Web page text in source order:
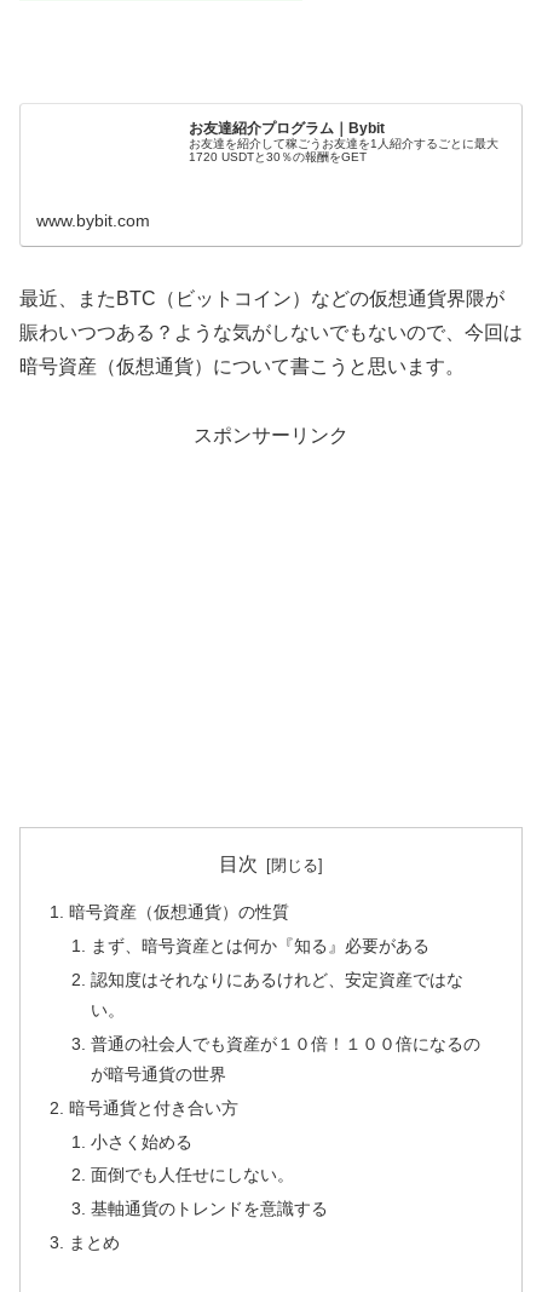
お友達紹介プログラム｜Bybit
お友達を紹介して稼ごうお友達を1人紹介するごとに最大
1720 USDTと30％の報酬をGET
www.bybit.com
最近、またBTC（ビットコイン）などの仮想通貨界隈が
賑わいつつある？ような気がしないでもないので、今回は
暗号資産（仮想通貨）について書こうと思います。
スポンサーリンク
目次
暗号資産（仮想通貨）の性質
まず、暗号資産とは何か『知る』必要がある
認知度はそれなりにあるけれど、安定資産ではな
い。
普通の社会人でも資産が１０倍！１００倍になるの
が暗号通貨の世界
暗号通貨と付き合い方
小さく始める
面倒でも人任せにしない。
基軸通貨のトレンドを意識する
まとめ